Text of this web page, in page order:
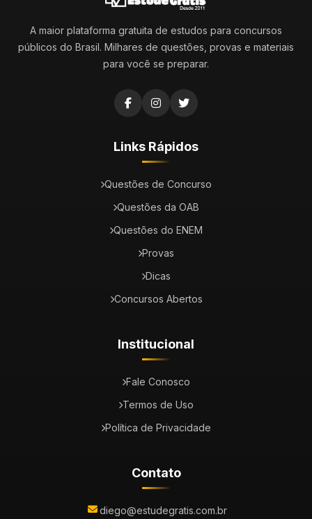
A maior plataforma gratuita de estudos para concursos
públicos do Brasil. Milhares de questões, provas e materiais
para você se preparar.
Links Rápidos
Questões de Concurso
Questões da OAB
Questões do ENEM
Provas
Dicas
Concursos Abertos
Institucional
Fale Conosco
Termos de Uso
Política de Privacidade
Contato
diego@estudegratis.com.br